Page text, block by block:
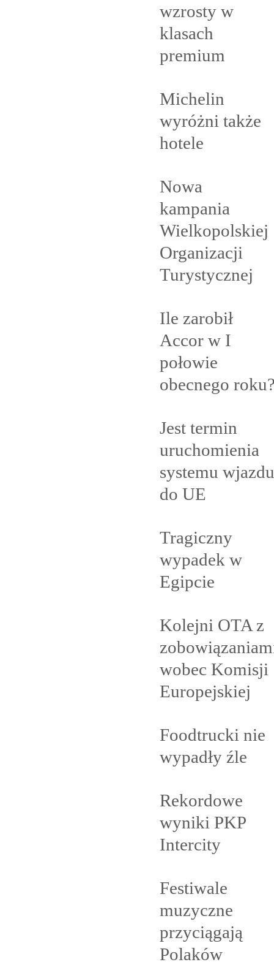
wzrosty w
klasach
premium
Michelin
wyróżni także
hotele
Nowa
kampania
Wielkopolskiej
Organizacji
Turystycznej
Ile zarobił
Accor w I
połowie
obecnego
Jest termin
uruchomienia
systemu wjazdu
do UE
Tragiczny
wypadek w
Egipcie
Kolejni OTA z
wobec Komisji
Europejskiej
Foodtrucki nie
wypadły źle
Rekordowe
wyniki PKP
Intercity
Festiwale
muzyczne
przyciągają
Polaków